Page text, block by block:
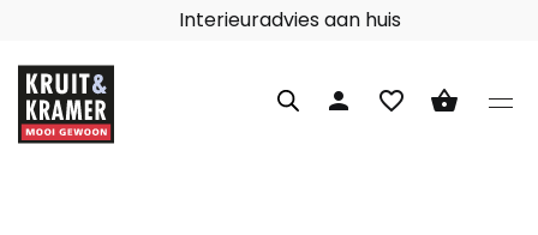
Interieuradvies aan huis
person favorite_border shopping_basket